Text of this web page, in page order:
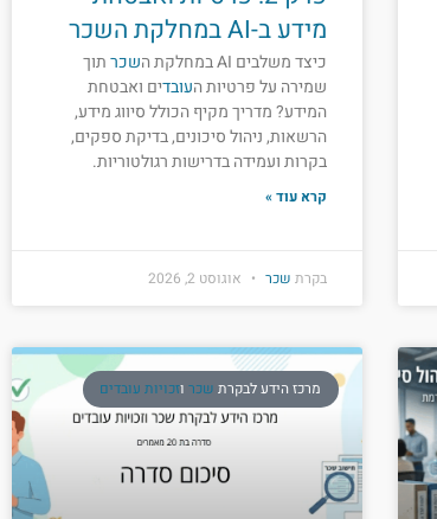
מידע ב-AI במחלקת השכר
כיצד משלבים AI במחלקת ה שכרתוך
שמירה על פרטיות העובדים ואבטחת
המידע? מדריך מקיף הכולל סיווג מידע,
הרשאות, ניהול סיכונים, בדיקת ספקים,
בקרות ועמידה בדרישות רגולטוריות.
קרא עוד »
בקרת שכר אוגוסט 2, 2026
מרכז הידע לבקרת שכרוזכויות עובדים